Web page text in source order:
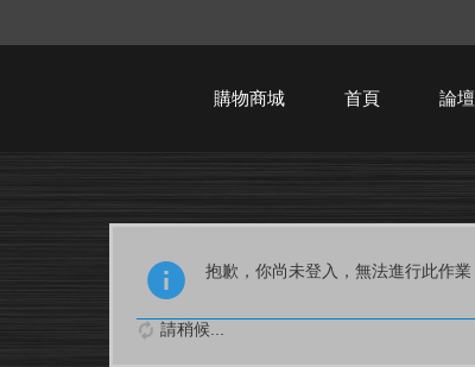
購物商城 首頁 論壇
抱歉，你尚未登入，無法進行此作業
請稍候...